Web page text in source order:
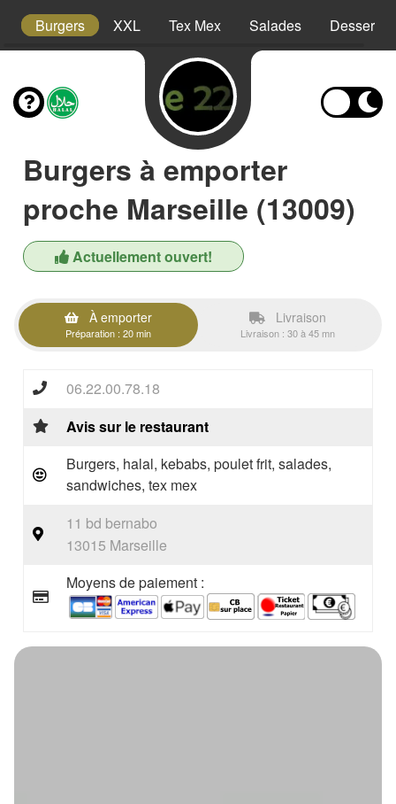
Burgers XXL Tex Mex Salades Desserts
Burgers à emporter
proche Marseille (13009)
Actuellement ouvert!
À emporter
Préparation : 20 min
Livraison
Livraison : 30 à 45 mn
06.22.00.78.18
Avis sur le restaurant
Burgers, halal, kebabs, poulet frit, salades,
sandwiches, tex mex
11 bd bernabo
13015 Marseille
Moyens de paiement :